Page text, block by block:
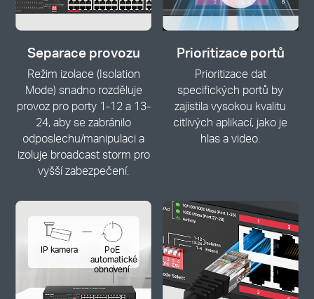
Separace provozu
Režim izolace (Isolation
Mode) snadno rozděluje
provoz pro porty 1-12 a 13-
24, aby se zabránilo
odposlechu/manipulaci a
izoluje broadcast storm pro
vyšší zabezpečení.
Prioritizace portů
Prioritizace dat
specifických portů by
zajistila vysokou kvalitu
citlivých aplikací, jako je
hlas a video.
IP kamera
PoE
automatické
obnovení